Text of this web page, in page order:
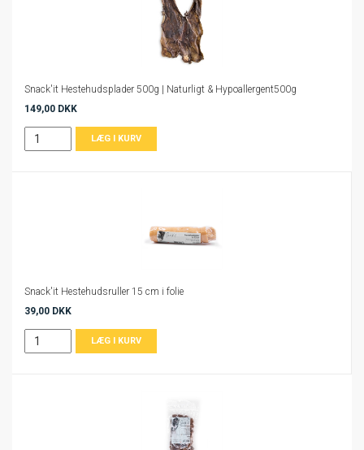
Snack'it Hestehudsplader 500g | Naturligt & Hypoallergent500g
149,00 DKK
Snack'it Hestehudsruller 15 cm i folie
39,00 DKK